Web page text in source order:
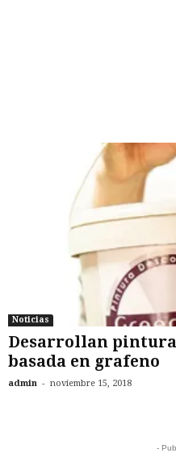
Noticias
Desarrollan
basada en grafeno
admin - noviembre 15, 2018
-